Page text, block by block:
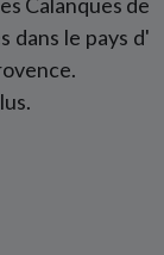
Calanques de
dans le pays d'